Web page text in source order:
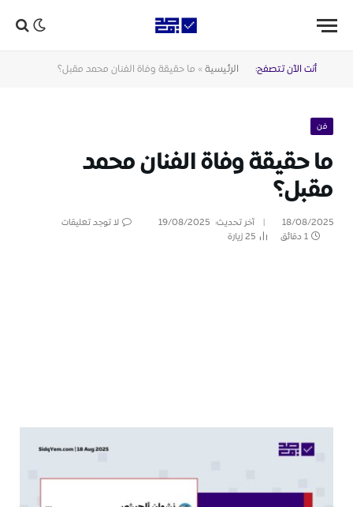
أنت الآن تتصفح: الرئيسية » ما حقيقة وفاة الفنان محمد مقبل؟
فن
ما حقيقة وفاة الفنان محمد
مقبل؟
18/08/2025 آخر تحديث: 19/08/2025
لا توجد تعليقات
1 دقائق
25زيارة